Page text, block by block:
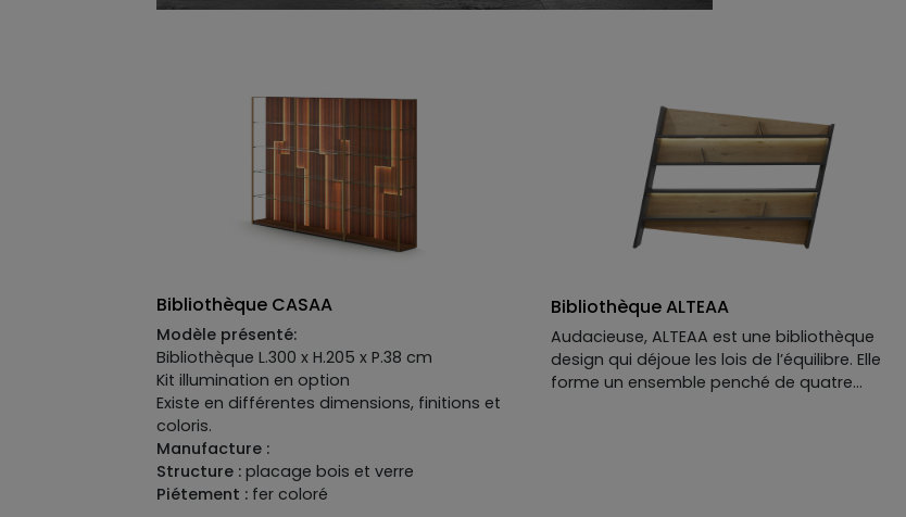
Bibliothèque CASAA
Modèle présenté:
Bibliothèque L.300 x H.205 x P.38 cm
Kit illumination en option
Existe en différentes dimensions, finitions et
coloris.
Manufacture :
Structure : placage bois et verre
Piétement : fer coloré
Bibliothèque ALTEAA
Audacieuse, ALTEAA est une bibliothèque
design qui déjoue les lois de l’équilibre. Elle
forme un ensemble penché de quatre